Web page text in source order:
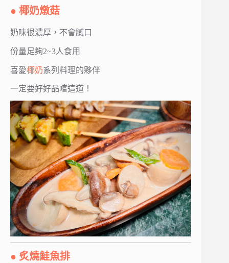
● 椰奶燉菇
奶味很濃厚，不會膩口
份量足夠2~3人食用
喜愛椰奶系列料理的夥伴
一定要好好品嚐這道！
● 炙燒鮭魚排